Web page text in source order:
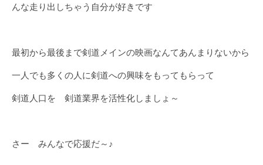
んな走り出しちゃう自分が好きです
最初から最後まで剣道メインの映画なんてあんまりないから
一人でも多くの人に剣道への興味をもってもらって
剣道人口を 剣道業界を活性化しましょ～
さー みんなで応援だ～♪